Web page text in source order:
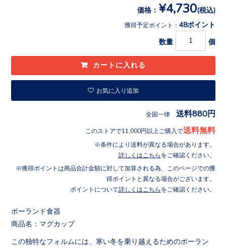
価格： ¥4,730(税込)
獲得予定ポイント： 48ポイント
数量 個
お気に入り追加
全国一律 送料880円
このストアで11,000円以上ご購入で送料無料
条件により送料が異なる場合があります。
詳しくはこちら をご確認ください。
獲得ポイントは商品合計金額に対して加算される為、このページでの獲
得ポイントと異なる場合がございます。
ポイントについて詳しくはこちら をご確認ください。
ポーランド食器
商品名：マグカップ
この独特なフォルムには、寒い冬を乗り越えるためのポーラン